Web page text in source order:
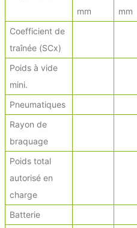
mm
mm
Coefficient de
traînée (SCx)
Poids à vide
mini.
Pneumatiques
Rayon de
braquage
Poids total
autorisé en
charge
Batterie